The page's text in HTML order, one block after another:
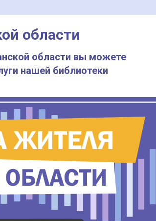
области
области вы можете
нашей библиотеки